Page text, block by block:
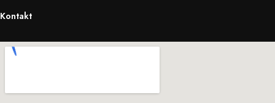
Kontakt